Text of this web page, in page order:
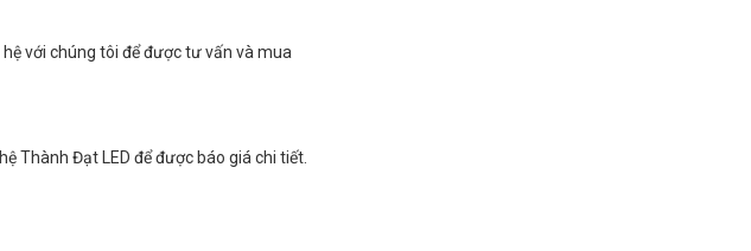
với chúng tôi để được tư vấn và mua
Thành Đạt LED để được báo giá chi tiết.